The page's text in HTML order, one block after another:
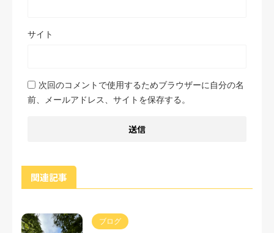
サイト
次回のコメントで使用するためブラウザーに自分の名
前、メールアドレス、サイトを保存する。
関連記事
ブログ